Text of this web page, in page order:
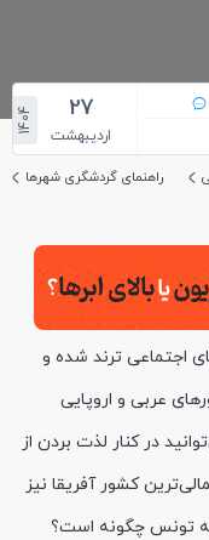
27
اردیبهشت
1404
راهنمای گردشگری شهرها
اجتماعی ترند شده و
عربی و اروپایی
در کنار لذت بردن از
کشور آفریقا نیز
تونس چگونه است؟